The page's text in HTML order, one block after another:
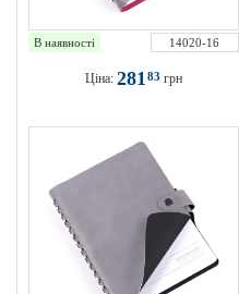
В наявності 14020-16
Ціна: 28183 грн